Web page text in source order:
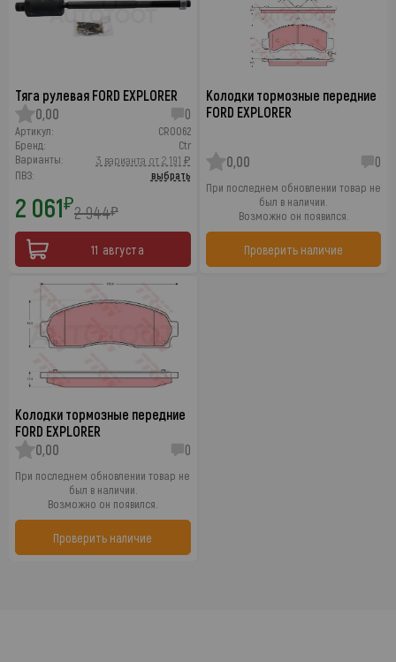
Тяга рулевая FORD EXPLORER
0,00
0
Артикул:
CR0062
Бренд:
Ctr
Варианты:
3 варианта от 2 191 ₽
ПВЗ:
выбрать
2 061₽2 944₽
11 августа
Колодки тормозные передние
FORD EXPLORER
0,00 0
При последнем обновлении товар не
был в наличии.
Возможно он появился.
Проверить наличие
Колодки тормозные передние
FORD EXPLORER
0,00
0
При последнем обновлении товар не
был в наличии.
Возможно он появился.
Проверить наличие